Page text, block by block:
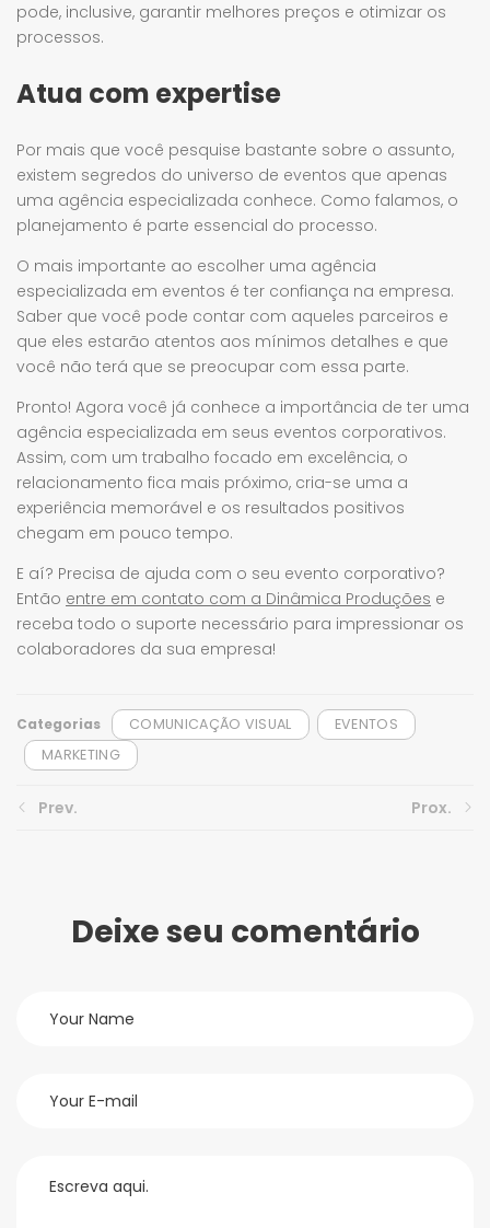
pode, inclusive, garantir melhores preços e otimizar os
processos.
Atua com expertise
Por mais que você pesquise bastante sobre o assunto,
existem segredos do universo de eventos que apenas
uma agência especializada conhece. Como falamos, o
planejamento é parte essencial do processo.
O mais importante ao escolher uma agência
especializada em eventos é ter confiança na empresa.
Saber que você pode contar com aqueles parceiros e
que eles estarão atentos aos mínimos detalhes e que
você não terá que se preocupar com essa parte.
Pronto! Agora você já conhece a importância de ter uma
agência especializada em seus eventos corporativos.
Assim, com um trabalho focado em excelência, o
relacionamento fica mais próximo, cria-se uma a
experiência memorável e os resultados positivos
chegam em pouco tempo.
E aí? Precisa de ajuda com o seu evento corporativo?
Então entre em contato com a Dinâmica Produções e
receba todo o suporte necessário para impressionar os
colaboradores da sua empresa!
Categorias COMUNICAÇÃO VISUAL
EVENTOS
MARKETING
Prev. Prox.
Deixe seu comentário